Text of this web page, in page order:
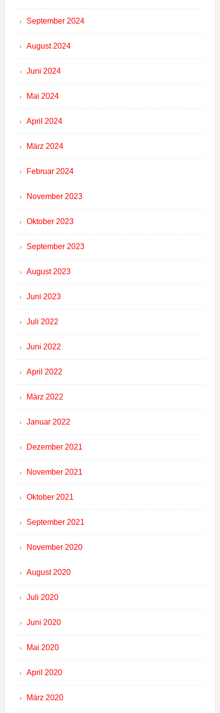
September 2024
August 2024
Juni 2024
Mai 2024
April 2024
März 2024
Februar 2024
November 2023
Oktober 2023
September 2023
August 2023
Juni 2023
Juli 2022
Juni 2022
April 2022
März 2022
Januar 2022
Dezember 2021
November 2021
Oktober 2021
September 2021
November 2020
August 2020
Juli 2020
Juni 2020
Mai 2020
April 2020
März 2020